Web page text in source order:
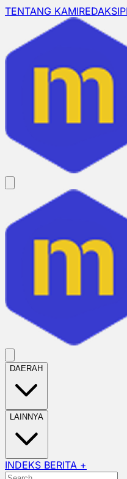
TENTANG KAMIREDAKSI
DAERAH
LAINNYA
INDEKS BERITA +